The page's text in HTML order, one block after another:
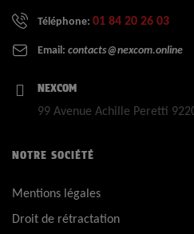
Téléphone: 01 84 20 26 03
Email: contacts@nexcom.online
NEXCOM
99 Avenue Achille Peretti
NOTRE SOCIÉTÉ
Mentions légales
Droit de rétractation